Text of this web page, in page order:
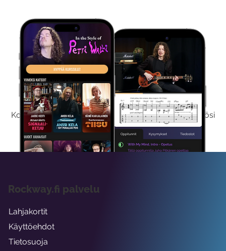
Kokeile Ilmaiseksi
Kokeilemalla ilmaiseksi saat koko sisältömme käyttöösi
viikon ajaksi.
Rockway.fi palvelu
Lahjakortit
Käyttöehdot
Tietosuoja